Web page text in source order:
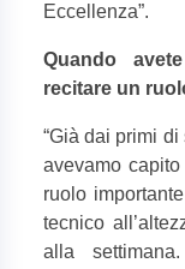
Eccellenza”.
Quando
recitare un
“Già dai primi di
avevamo
ruolo
tecnico
alla